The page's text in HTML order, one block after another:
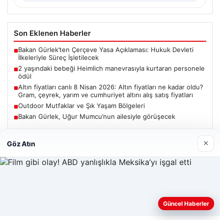
Son Eklenen Haberler
■Bakan Gürlek’ten Çerçeve Yasa Açıklaması: Hukuk Devleti
İlkeleriyle Süreç İşletilecek
■2 yaşındaki bebeği Heimlich manevrasıyla kurtaran personele
ödül
■Altın fiyatları canlı 8 Nisan 2026: Altın fiyatları ne kadar oldu?
Gram, çeyrek, yarım ve cumhuriyet altını alış satış fiyatları
■Outdoor Mutfaklar ve Şık Yaşam Bölgeleri
■Bakan Gürlek, Uğur Mumcu’nun ailesiyle görüşecek
Güncel
Web sitemizi nasıl kullandığınızı daha iyi anlayabilmek,
deneyiminizi kişiselleştirmek ve geliştirmek amacıyla çerezler
Göz Atın ×
Güncel Haberler